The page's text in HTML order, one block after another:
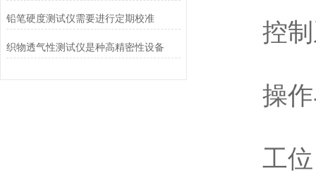
铅笔硬度测试仪需要进行定期校准
织物透气性测试仪是种高精密性设备
控制
操作界
工位